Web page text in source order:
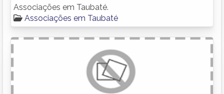
Associações em Taubaté.
Associações em Taubaté